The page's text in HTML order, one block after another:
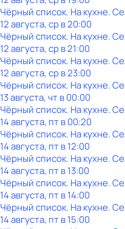
Чёрный список. На кухне.
12 августа, ср в 20:00
Чёрный список. На кухне.
12 августа, ср в 21:00
Чёрный список. На кухне.
12 августа, ср в 23:00
Чёрный список. На кухне.
13 августа, чт в 00:00
Чёрный список. На кухне.
14 августа, пт в 00:20
Чёрный список. На кухне.
14 августа, пт в 12:00
Чёрный список. На кухне.
14 августа, пт в 13:00
Чёрный список. На кухне.
14 августа, пт в 14:00
Чёрный список. На кухне.
14 августа, пт в 15:00